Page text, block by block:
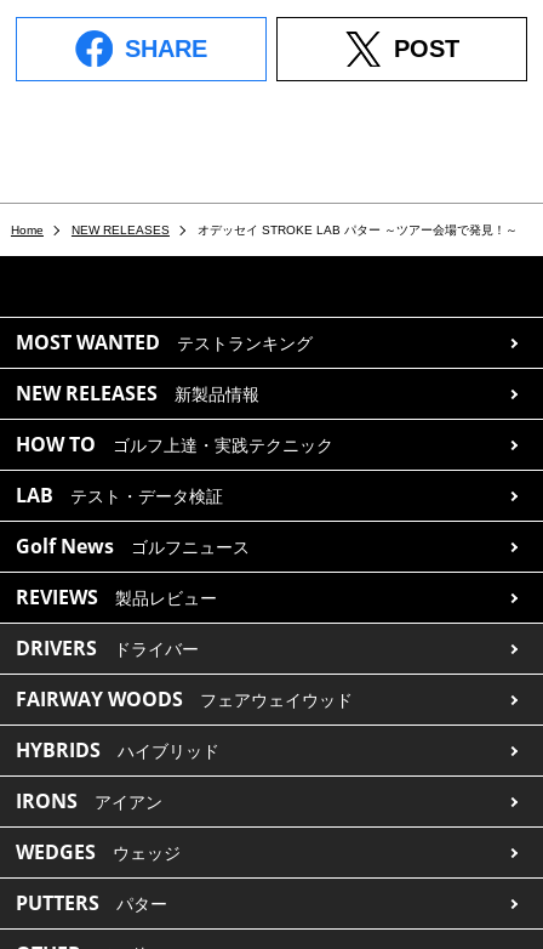
SHARE POST
Home NEW RELEASES オデッセイ STROKE LAB パター ～ツアー会場で発見！～
MOST WANTED テストランキング
NEW RELEASES 新製品情報
HOW TO ゴルフ上達・実践テクニック
LAB テスト・データ検証
Golf News ゴルフニュース
REVIEWS 製品レビュー
DRIVERS ドライバー
FAIRWAY WOODS フェアウェイウッド
HYBRIDS ハイブリッド
IRONS アイアン
WEDGES ウェッジ
PUTTERS パター